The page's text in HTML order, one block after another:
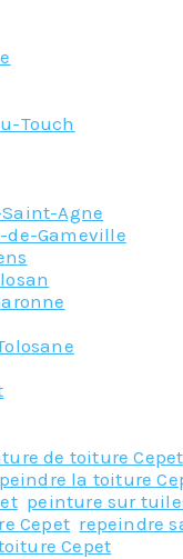
Touch
Agne
de-Gameville
de toiture Cepet
peindre la toiture
, peinture sur
Cepet repeindre
Cepet